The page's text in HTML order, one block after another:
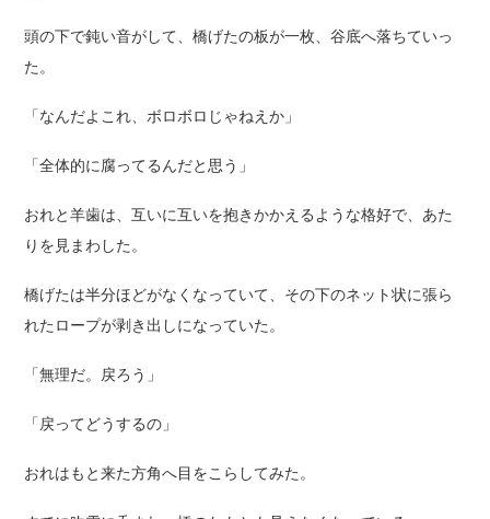
頭の下で鈍い音がして、橋げたの板が一枚、谷底へ落ちていっ
た。
「なんだよこれ、ボロボロじゃねえか」
「全体的に腐ってるんだと思う」
おれと羊歯は、互いに互いを抱きかかえるような格好で、あた
りを見まわした。
橋げたは半分ほどがなくなっていて、その下のネット状に張ら
れたロープが剥き出しになっていた。
「無理だ。戻ろう」
「戻ってどうするの」
おれはもと来た方角へ目をこらしてみた。